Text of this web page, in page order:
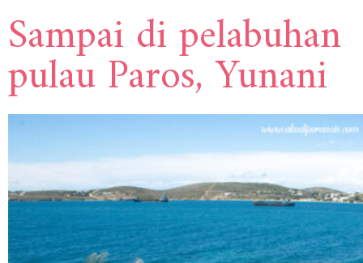
Sampai di pelabuhan
pulau Paros, Yunani